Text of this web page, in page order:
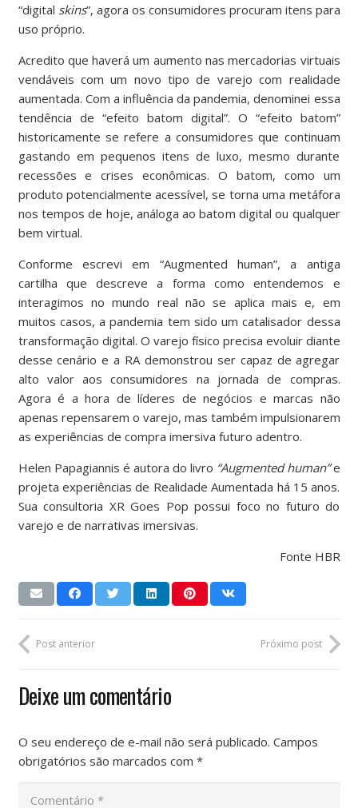
“digital skins”, agora os consumidores procuram itens para
uso próprio.
Acredito que haverá um aumento nas mercadorias virtuais
vendáveis com um novo tipo de varejo com realidade
aumentada. Com a influência da pandemia, denominei essa
tendência de “efeito batom digital”. O “efeito batom”
historicamente se refere a consumidores que continuam
gastando em pequenos itens de luxo, mesmo durante
recessões e crises econômicas. O batom, como um
produto potencialmente acessível, se torna uma metáfora
nos tempos de hoje, análoga ao batom digital ou qualquer
bem virtual.
Conforme escrevi em “Augmented human”, a antiga
cartilha que descreve a forma como entendemos e
interagimos no mundo real não se aplica mais e, em
muitos casos, a pandemia tem sido um catalisador dessa
transformação digital. O varejo físico precisa evoluir diante
desse cenário e a RA demonstrou ser capaz de agregar
alto valor aos consumidores na jornada de compras.
Agora é a hora de líderes de negócios e marcas não
apenas repensarem o varejo, mas também impulsionarem
as experiências de compra imersiva futuro adentro.
Helen Papagiannis é autora do livro “Augmented human”e
projeta experiências de Realidade Aumentada há 15 anos.
Sua consultoria XR Goes Pop possui foco no futuro do
varejo e de narrativas imersivas.
Fonte HBR
Post anterior Próximo post
Deixe um comentário
O seu endereço de e-mail não será publicado. Campos
obrigatórios são marcados com *